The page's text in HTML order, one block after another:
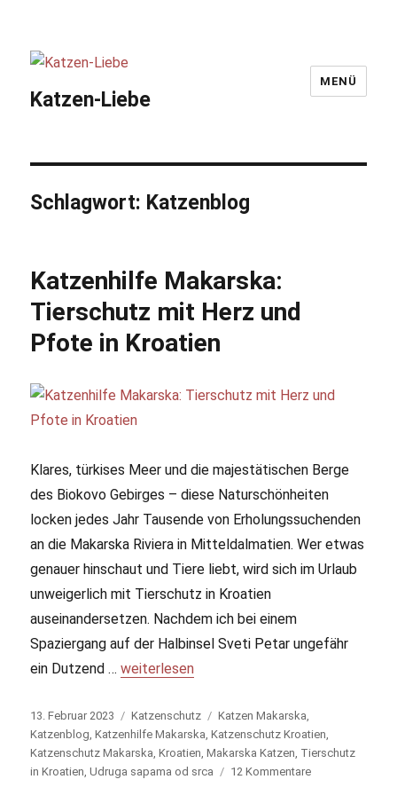
Katzen-Liebe
MENÜ
Schlagwort: Katzenblog
Katzenhilfe Makarska:
Tierschutz mit Herz und
Pfote in Kroatien
Klares, türkises Meer und die majestätischen Berge
des Biokovo Gebirges – diese Naturschönheiten
locken jedes Jahr Tausende von Erholungssuchenden
an die Makarska Riviera in Mitteldalmatien. Wer etwas
genauer hinschaut und Tiere liebt, wird sich im Urlaub
unweigerlich mit Tierschutz in Kroatien
auseinandersetzen. Nachdem ich bei einem
Spaziergang auf der Halbinsel Sveti Petar ungefähr
ein Dutzend …„Katzenhilfe Makarska: Tierschutz mit Herz
weiterlesen
Veröffentlicht
am
13. Februar 2023 Kategorien
Katzenschutz Schlagwörter
Katzen Makarska
Katzenblog ,Katzenhilfe Makarska ,Katzenschutz Kroatien
Katzenschutz Makarska ,Kroatien ,Makarska Katzen Tierschutz
in Kroatien ,Udruga sapama od srca 12 Kommentare